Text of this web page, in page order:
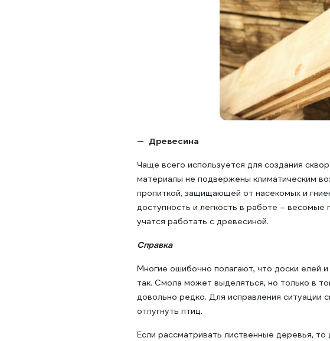
Древесина
Чаще всего используется для создания
материалы не подвержены климатическим
пропиткой, защищающей от насекомых и
доступность и легкость в работе –
учатся работать с древесиной.
Справка
Многие ошибочно полагают, что доски елей
так. Смола может выделяться, но только в
довольно редко. Для исправления ситуации
отпугнуть птиц.
Если рассматривать лиственные деревья, то